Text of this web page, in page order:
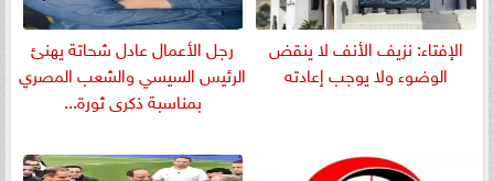
الإفتاء: نزيف الأنف لا ينقض
الوضوء ولا يوجب إعادته
رجل الأعمال عادل شحاتة يهنئ
الرئيس السيسي والشعب المصري
بمناسبة ذكرى ثورة...